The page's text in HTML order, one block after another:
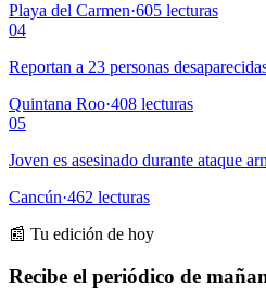
Playa del Carmen·605 lecturas
04
Reportan a 23 personas
Quintana Roo·408 lecturas
05
Joven es asesinado durante ataque
Cancún·462 lecturas
📰 Tu edición de hoy
Recibe el periódico de